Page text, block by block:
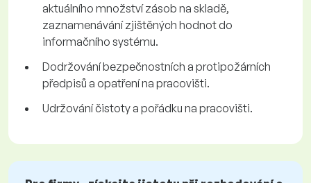
aktuálního množství zásob na skladě,
zaznamenávání zjištěných hodnot do
informačního systému.
Dodržování bezpečnostních a protipožárních
předpisů a opatření na pracovišti.
Udržování čistoty a pořádku na pracovišti.